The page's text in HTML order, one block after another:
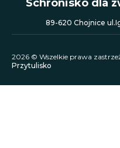
Schronisko dla
89-620 Chojnice
2026 © Wszelkie prawa
Przytulisko